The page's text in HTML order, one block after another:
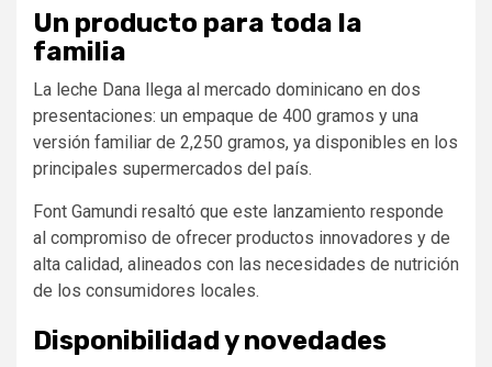
Un producto para toda la
familia
La leche Dana llega al mercado dominicano en dos
presentaciones: un empaque de 400 gramos y una
versión familiar de 2,250 gramos, ya disponibles en los
principales supermercados del país.
Font Gamundi resaltó que este lanzamiento responde
al compromiso de ofrecer productos innovadores y de
alta calidad, alineados con las necesidades de nutrición
de los consumidores locales.
Disponibilidad y novedades